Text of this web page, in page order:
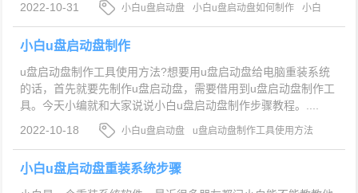
2022-10-31
小白u盘启动盘 小白u盘启动盘如何制作
小白
u盘启动盘怎么制作
小白u盘启动盘制作
u盘启动盘制作工具使用方法?想要用u盘启动盘给电脑重装系统
的话，首先就要先制作u盘启动盘，需要借用到u盘启动盘制作工
具。今天小编就和大家说说小白u盘启动盘制作步骤教程。....
2022-10-18
小白u盘启动盘
u盘启动盘制作工具使用方法
小白u盘启动盘制作步骤教程
小白u盘启动盘重装系统步骤